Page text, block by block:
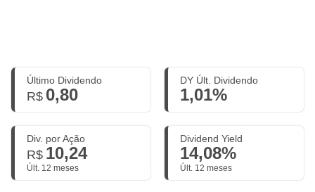
Último Dividendo
R$ 0,80
DY Últ. Dividendo
1,01%
Div. por Ação
R$ 10,24
Últ. 12 meses
Dividend Yield
14,08%
Últ. 12 meses